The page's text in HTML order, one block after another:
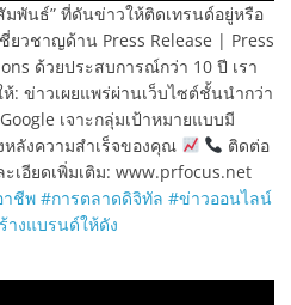
พันธ์” ที่ดันข่าวให้ติดเทรนด์อยู่หรือ
ชี่ยวชาญด้าน Press Release | Press
ด้วยประสบการณ์กว่า 10 ปี เรา
ข่าวเผยแพร่ผ่านเว็บไซต์ชั้นนำกว่า
เจาะกลุ่มเป้าหมายแบบมี
หลังความสำเร็จของคุณ
ติดต่อ
ะเอียดเพิ่มเติม: www.prfocus.net
าชีพ #การตลาดดิจิทัล #ข่าวออนไลน์
างแบรนด์ให้ดัง